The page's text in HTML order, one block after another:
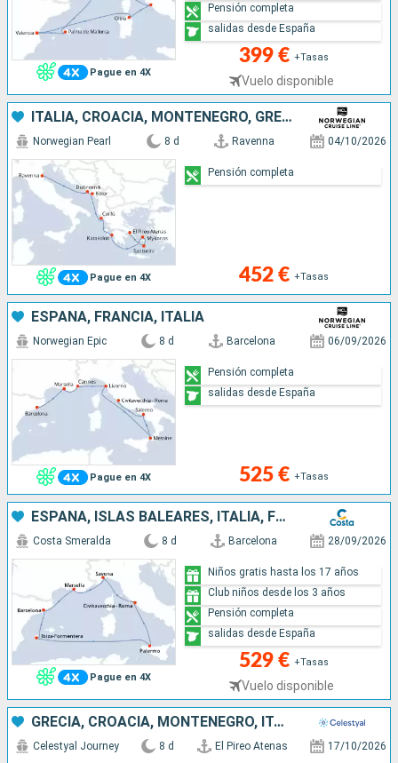
Pague en 4X
399 € +Tasas
Vuelo disponible
Pensión completa
salidas desde España
ITALIA, CROACIA, MONTENEGRO, GRECIA
Pague en 4X
Norwegian Pearl 8 d Ravenna 04/10/2026
452 € +Tasas
Pensión completa
ESPAÑA, FRANCIA, ITALIA
Pague en 4X
Norwegian Epic 8 d Barcelona 06/09/2026
525 € +Tasas
Pensión completa
salidas desde España
ESPAÑA, ISLAS BALEARES, ITALIA, FRANCIA
Pague en 4X
Costa Smeralda 8 d Barcelona 28/09/2026
529 € +Tasas
Vuelo disponible
Niños gratis hasta los 17 años
Club niños desde los 3 años
Pensión completa
salidas desde España
GRECIA, CROACIA, MONTENEGRO, ITALIA
Celestyal Journey 8 d El Pireo Atenas 17/10/2026